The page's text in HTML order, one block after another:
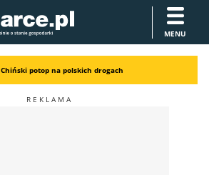
MENU
Chiński potop na polskich drogach